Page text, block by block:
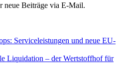
neue Beiträge via E-Mail.
Serviceleistungen und neue EU-
Liquidation – der Wertstoffhof für